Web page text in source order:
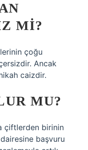
MI?
çoğu
Ancak
caizdir.
MU?
çiftlerden birinin
başvuru